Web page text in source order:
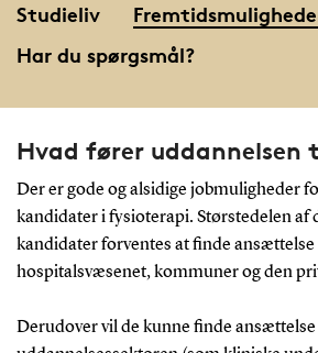
Studieliv
Har du spørgsmål?
Hvad fører uddannelsen
Der er gode og alsidige jobmuligheder
kandidater i fysioterapi. Størstedelen af
kandidater forventes at finde
hospitalsvæsenet, kommuner og den
Derudover vil de kunne finde